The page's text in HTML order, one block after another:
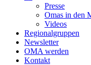
Presse
Omas in den
Videos
Regionalgruppen
Newsletter
OMA werden
Kontakt